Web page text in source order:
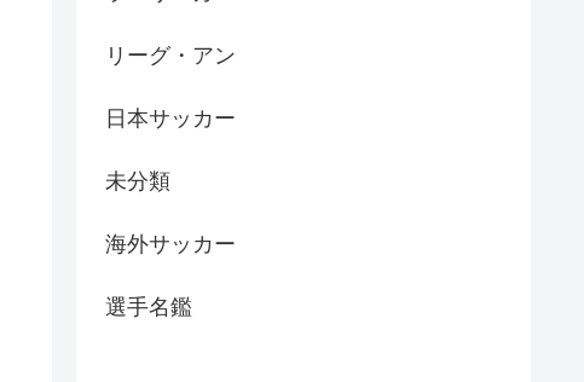
リーグ・アン
日本サッカー
未分類
海外サッカー
選手名鑑